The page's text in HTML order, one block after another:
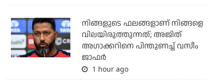
നിങ്ങളുടെ ഫലങ്ങളാണ് നിങ്ങളെ
വിലയിരുത്തുന്നത്; അജിത്
അഗാക്കറിനെ പിന്തുണച്ച് വസീം
ജാഫര്‍
1 hour ago